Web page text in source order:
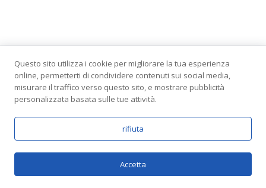
Questo sito utilizza i cookie per migliorare la tua esperienza
online, permetterti di condividere contenuti sui social media,
misurare il traffico verso questo sito, e mostrare pubblicità
personalizzata basata sulle tue attività.
rifiuta
Accetta